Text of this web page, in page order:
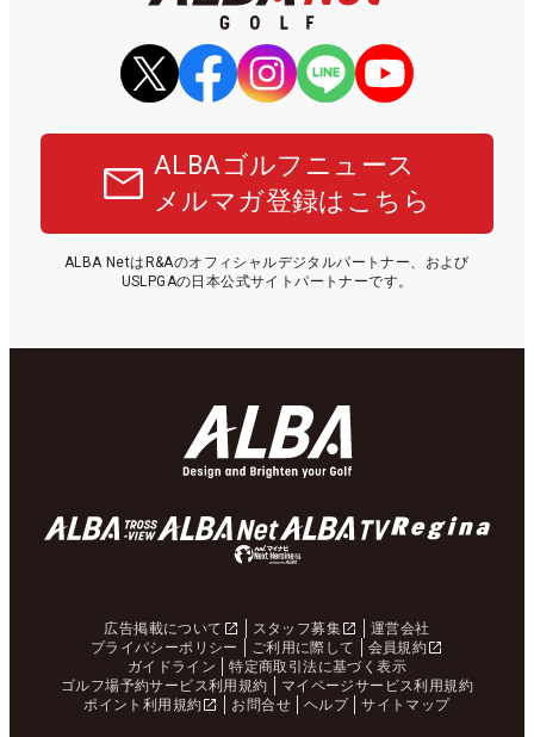
ALBAゴルフニュース
メルマガ登録はこちら
ALBA NetはR&Aのオフィシャルデジタルパートナー、および
USLPGAの日本公式サイトパートナーです。
広告掲載について スタッフ募集
運営会社
プライバシーポリシー
ご利用に際して
会員規約
ガイドライン
特定商取引法に基づく表示
ゴルフ場予約サービス利用規約
マイページサービス利用規約
ポイント利用規約
お問合せ ヘルプ サイトマップ